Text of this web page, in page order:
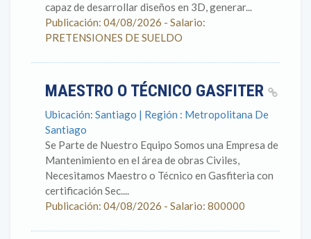
capaz de desarrollar diseños en 3D, generar...
Publicación: 04/08/2026 - Salario:
PRETENSIONES DE SUELDO
MAESTRO O TÉCNICO GASFITER
Ubicación: Santiago | Región : Metropolitana De
Santiago
Se Parte de Nuestro Equipo Somos una Empresa de
Mantenimiento en el área de obras Civiles,
Necesitamos Maestro o Técnico en Gasfiteria con
certificación Sec....
Publicación: 04/08/2026 - Salario: 800000